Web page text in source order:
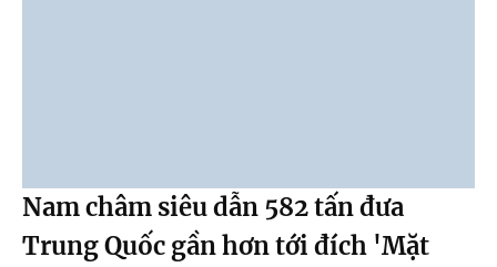
Nam châm siêu dẫn 582 tấn đưa
Trung Quốc gần hơn tới đích 'Mặt